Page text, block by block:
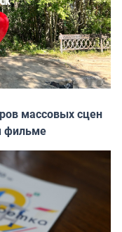
массовых сцен
фильме